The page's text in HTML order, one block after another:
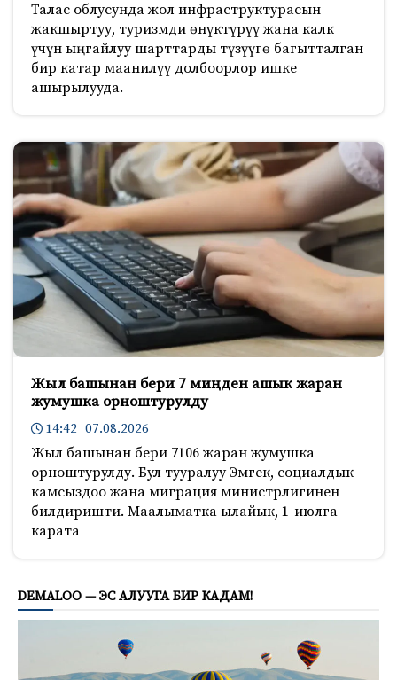
Талас облусунда жол инфраструктурасын
жакшыртуу, туризмди өнүктүрүү жана калк
үчүн ыңгайлуу шарттарды түзүүгө багытталган
бир катар маанилүү долбоорлор ишке
ашырылууда.
Жыл башынан бери 7 миңден ашык жаран
жумушка орноштурулду
14:42 07.08.2026
Жыл башынан бери 7106 жаран жумушка
орноштурулду. Бул тууралуу Эмгек, социалдык
камсыздоо жана миграция министрлигинен
билдиришти. Маалыматка ылайык, 1-июлга
карата
DEMALOO — ЭС АЛУУГА БИР КАДАМ!